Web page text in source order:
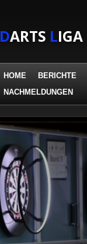
DARTS LIGA
HOME BERICHTE
NACHMELDUNGEN